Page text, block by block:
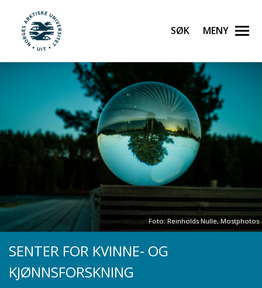
Gå til hovedinnhold
UiT Norges arktiske universitet
Søk Meny
Foto: Reinholds Nulle, Mostphotos
SENTER FOR KVINNE- OG
KJØNNSFORSKNING